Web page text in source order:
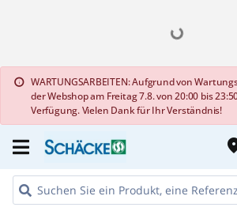
info WARTUNGSARBEITEN: Aufgrund von
der Webshop am Freitag 7.8. von 20:00 bis
Verfügung. Vielen Dank für Ihr Verständnis!